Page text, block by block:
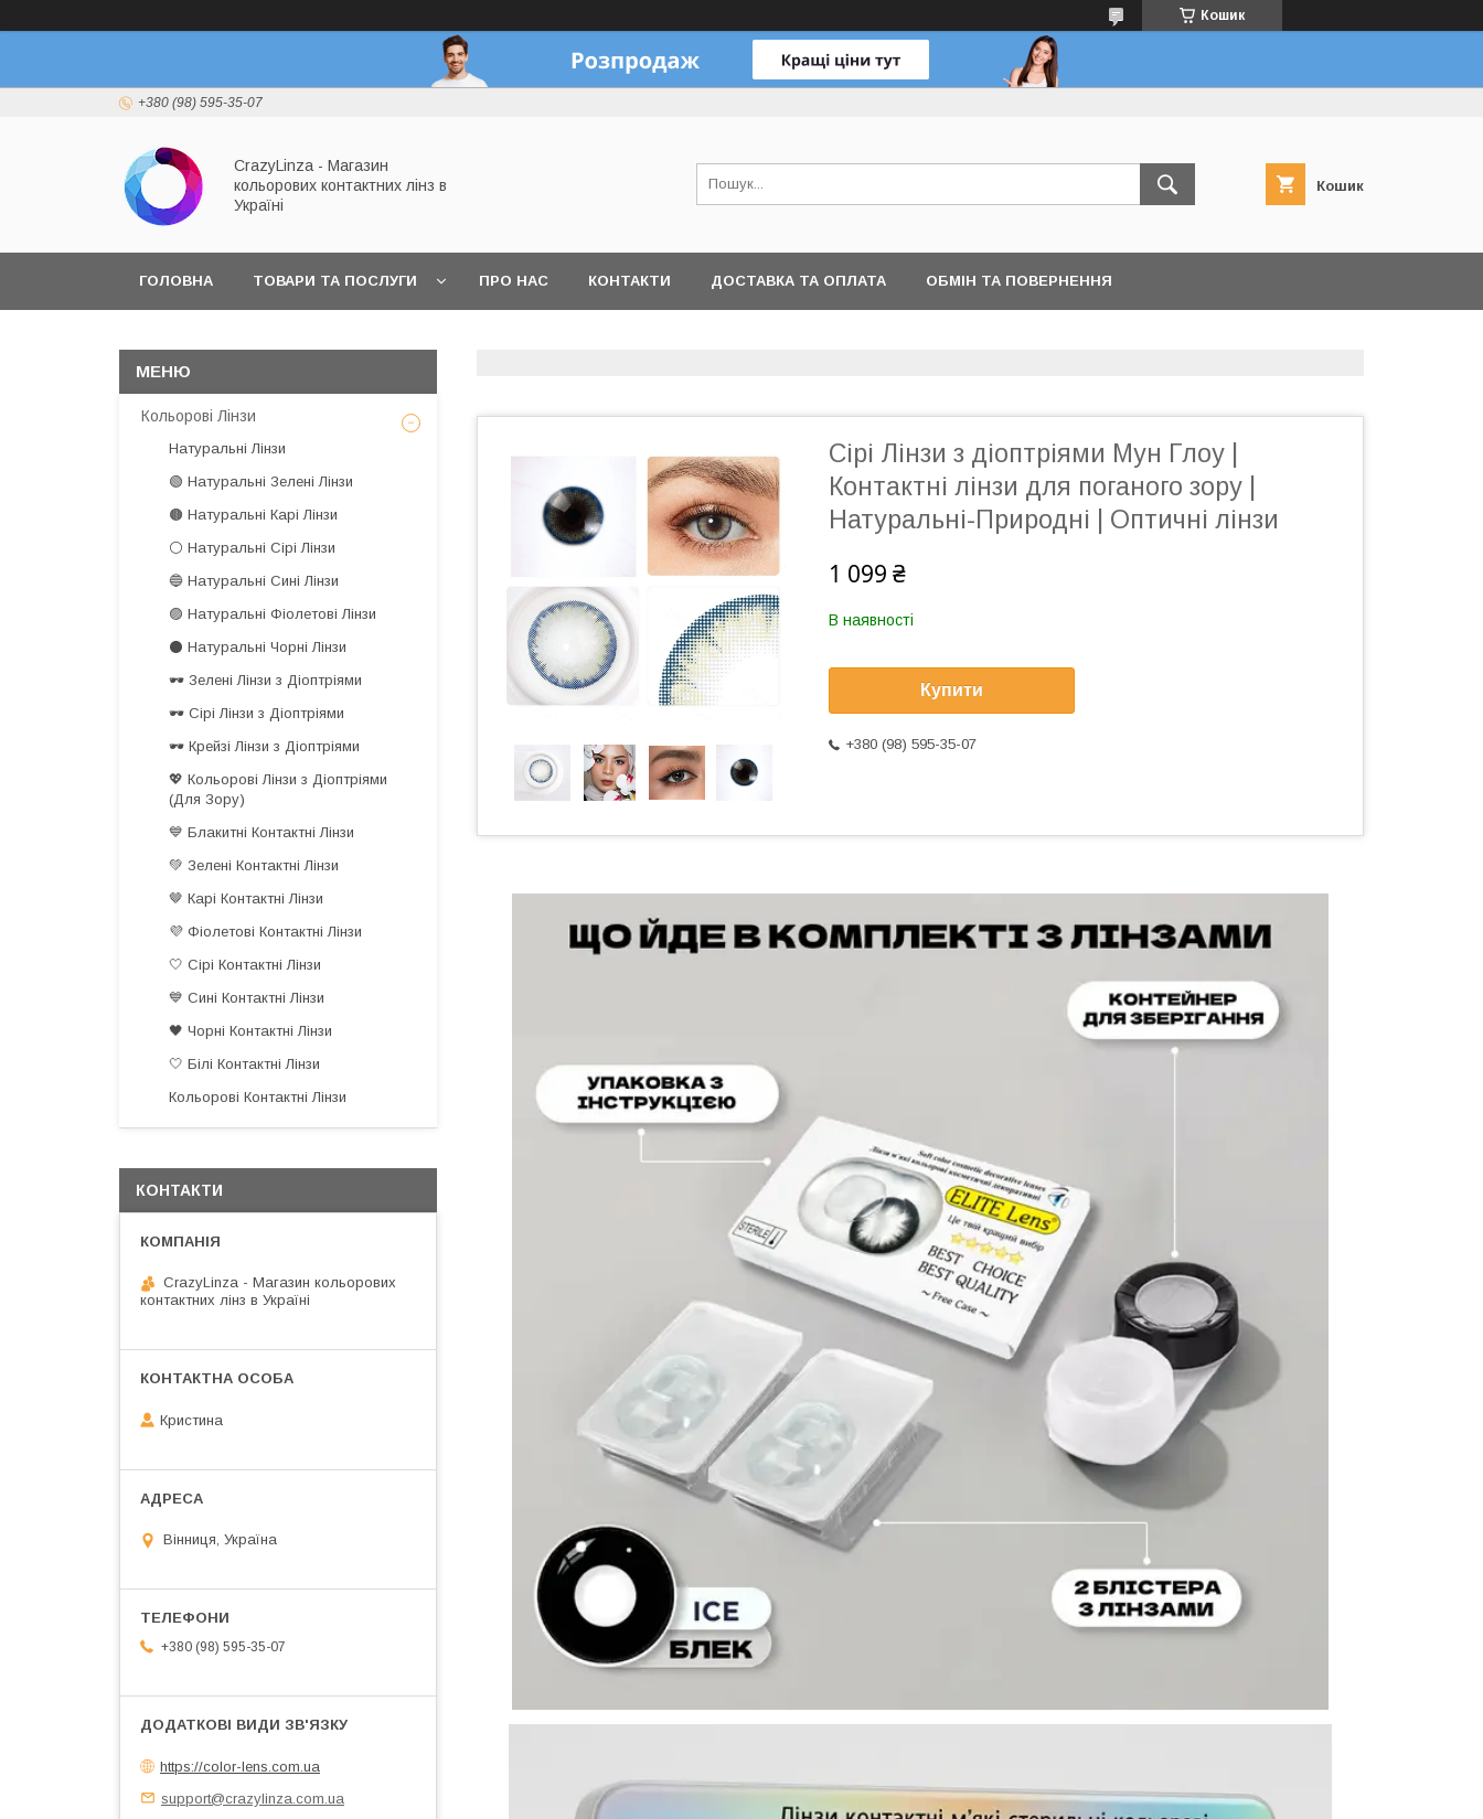
Кошик
+380 (98) 595-35-07
CrazyLinza - Магазин
кольорових контактних лінз в
Україні
Кошик
ГОЛОВНА ТОВАРИ ТА ПОСЛУГИ ПРО НАС КОНТАКТИ ДОСТАВКА ТА ОПЛАТА ОБМІН ТА ПОВЕРНЕННЯ
Сірі Лінзи з діоптріями Мун Глоу |
Контактні лінзи для поганого зору |
Натуральні-Природні | Оптичні лінзи
1 099 ₴
В наявності
Купити
+380 (98) 595-35-07
Кольорові Лінзи
Натуральні Лінзи
🟢 Натуральні Зелені Лінзи
🟤 Натуральні Карі Лінзи
⚪️ Натуральні Сірі Лінзи
🔵 Натуральні Сині Лінзи
🟣 Натуральні Фіолетові Лінзи
⚫️ Натуральні Чорні Лінзи
🕶️ Зелені Лінзи з Діоптріями
🕶️ Сірі Лінзи з Діоптріями
🕶️ Крейзі Лінзи з Діоптріями
💖 Кольорові Лінзи з Діоптріями
(Для Зору)
💙 Блакитні Контактні Лінзи
💚 Зелені Контактні Лінзи
🤎 Карі Контактні Лінзи
💜 Фіолетові Контактні Лінзи
🤍 Сірі Контактні Лінзи
💙 Сині Контактні Лінзи
🖤 Чорні Контактні Лінзи
🤍 Білі Контактні Лінзи
Кольорові Контактні Лінзи
КОНТАКТИ
CrazyLinza - Магазин кольорових
контактних лінз в Україні
Кристина
Вінниця, Україна
+380 (98) 595-35-07
https://color-lens.com.ua
support@crazylinza.com.ua